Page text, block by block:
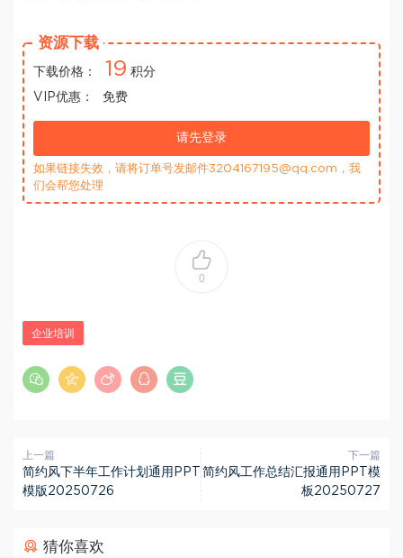
资源下载
下载价格： 19 积分
VIP优惠：
免费
请先登录
如果链接失效，请将订单号发邮件3204167195@qq.com，我
们会帮您处理
0
企业培训
上一篇
简约风下半年工作计划通用PPT
模版20250726
下一篇
简约风工作总结汇报通用PPT模
板20250727
猜你喜欢